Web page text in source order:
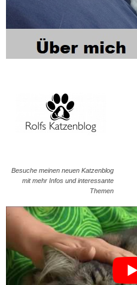
Besuche meinen neuen Katzenblog
mit mehr Infos und interessante
Themen